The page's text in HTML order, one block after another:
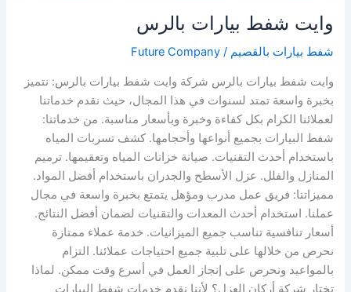
وايت شفط بيارات بالرس
شفط بيارات بالقصيم /
Future Company
وايت شفط بيارات بالرس شركة وايت شفط بيارات بالرس: نتميز
بخبرة واسعة تمتد لسنوات في هذا المجال، حيث نقدم خدماتنا
لعملائنا الكرام بكل كفاءة وخبرة وبأسعار مناسبة. من خدماتنا:
شفط البيارات بجميع أنواعها وأحجامها. كشف تسربات المياه
باستخدام أحدث التقنيات. صيانة خزانات المياه وتعقيمها. ترميم
المنازل والفلل. عزل الأسطح والجدران باستخدام أفضل المواد.
مميزاتنا: فريق عمل مدرب ومؤهل يتمتع بخبرة واسعة في مجال
عملنا. استخدام أحدث المعدات والتقنيات لضمان أفضل النتائج.
أسعار تنافسية تناسب جميع الميزانيات. خدمة عملاء ممتازة
نحرص من خلالها على تلبية جميع احتياجات عملائنا. التزام
بالمواعيد ونحرص على إنجاز العمل في أسرع وقت ممكن. لماذا
تختار شركة أركان العزل؟ لأننا نقدم خدمات شفط البيارات